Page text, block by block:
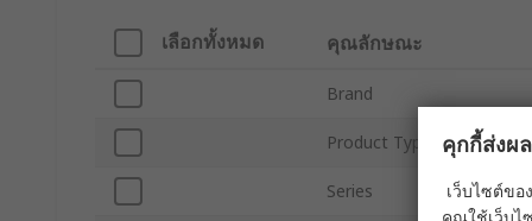
เลือกทั้งหมด คุณลักษณะ
Brand
Product Type
Series
คุกกี้ส่งผ
เว็บไซต์ข